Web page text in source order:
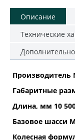
Описание
Технические
Производитель
Габаритные
Длина, мм 10
Базовое шасси
Колесная